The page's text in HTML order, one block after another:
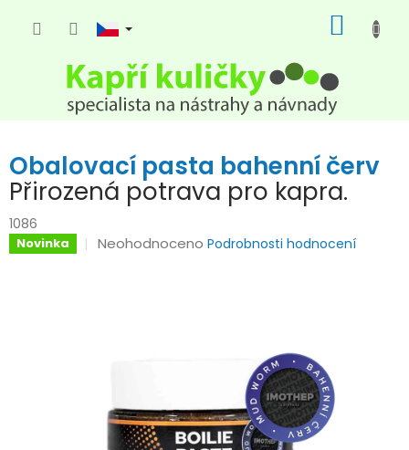
KOŠÍK
Obalovací pasta bahenní červ
Přirozená potrava pro kapra.
1086
Novinka
Průměrné
Neohodnoceno Podrobnosti hodnocení